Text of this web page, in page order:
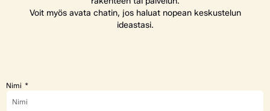
Voit myös avata chatin, jos haluat nopean keskustelun
ideastasi.
Nimi